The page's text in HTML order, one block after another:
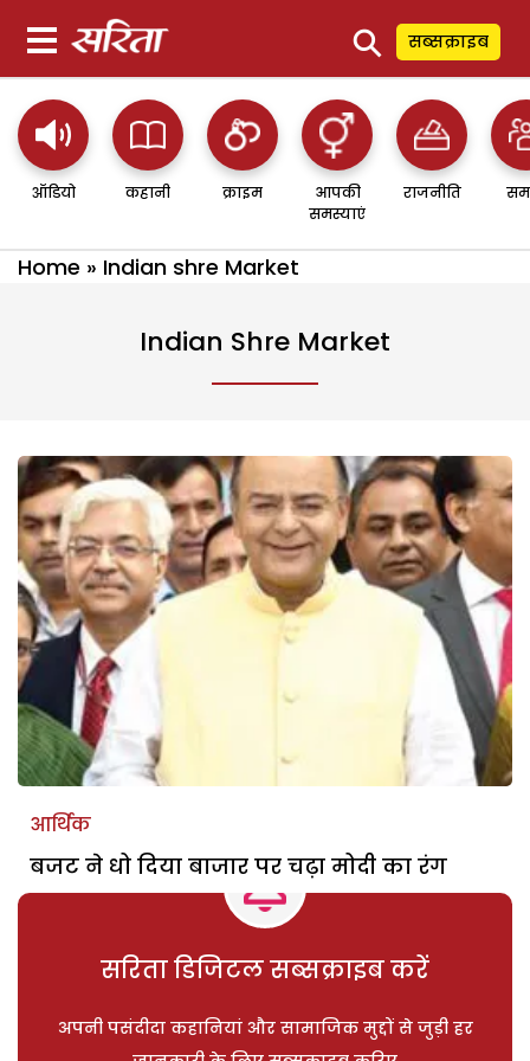
⚲ सब्सक्राइब
ऑडियो कहानी क्राइम
आपकी
समस्याएं
राजनीति
Home » Indian shre Market
Indian Shre Market
आर्थिक
बजट ने धो दिया बाजार पर चढ़ा मोदी का रंग
सरिता डिजिटल सब्सक्राइब करें
अपनी पसंदीदा कहानियां और सामाजिक मुद्दों से जुड़ी हर